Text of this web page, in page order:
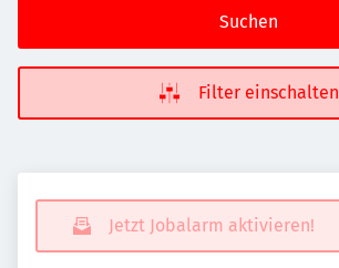
Suchen
Filter einschalten
Jetzt Jobalarm aktivieren!